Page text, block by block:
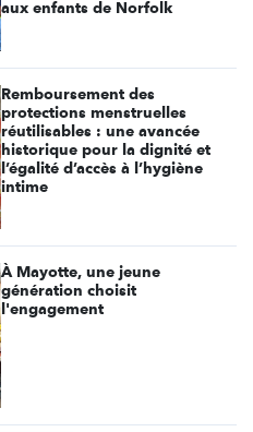
aux enfants de Norfolk
Remboursement des
protections menstruelles
réutilisables : une avancée
historique pour la dignité et
l’égalité d’accès à l’hygiène
intime
À Mayotte, une jeune
génération choisit
l'engagement